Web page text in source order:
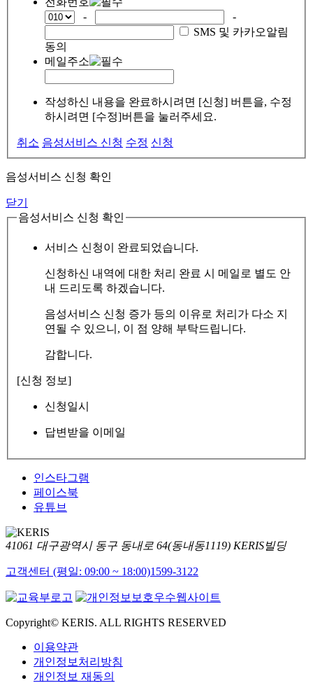
-
-
SMS 및 카카오알림
동의
메일주소
작성하신 내용을 완료하시려면 [신청] 버튼을, 수정
하시려면 [수정]버튼을 눌러주세요.
취소 음성서비스 신청 수정 신청
음성서비스 신청 확인
닫기
음성서비스 신청 확인
서비스 신청이 완료되었습니다.
신청하신 내역에 대한 처리 완료 시 메일로 별도 안
내 드리도록 하겠습니다.
음성서비스 신청 증가 등의 이유로 처리가 다소 지
연될 수 있으니, 이 점 양해 부탁드립니다.
감합니다.
[신청 정보]
신청일시
답변받을 이메일
인스타그램
페이스북
유튜브
41061 대구광역시 동구 동내로 64(동내동1119) KERIS빌딩
고객센터 (평일: 09:00 ~ 18:00)1599-3122
Copyright© KERIS. ALL RIGHTS RESERVED
이용약관
개인정보처리방침
개인정보 재동의